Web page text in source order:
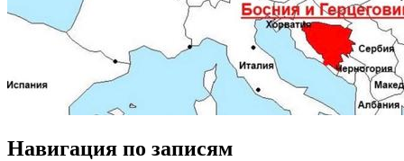
Навигация по записям